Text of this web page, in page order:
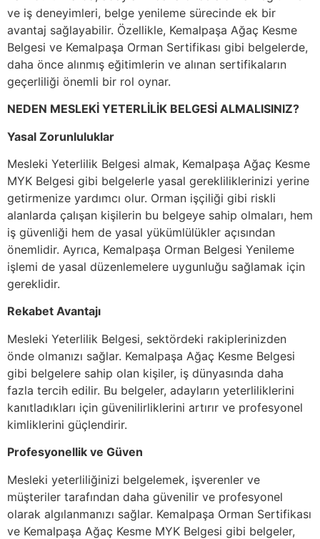
ve iş deneyimleri, belge yenileme sürecinde ek bir
avantaj sağlayabilir. Özellikle, Kemalpaşa Ağaç Kesme
Belgesi ve Kemalpaşa Orman Sertifikası gibi belgelerde,
daha önce alınmış eğitimlerin ve alınan sertifikaların
geçerliliği önemli bir rol oynar.
NEDEN MESLEKİ YETERLİLİK BELGESİ ALMALISINIZ?
Yasal Zorunluluklar
Mesleki Yeterlilik Belgesi almak, Kemalpaşa Ağaç Kesme
MYK Belgesi gibi belgelerle yasal gerekliliklerinizi yerine
getirmenize yardımcı olur. Orman işçiliği gibi riskli
alanlarda çalışan kişilerin bu belgeye sahip olmaları, hem
iş güvenliği hem de yasal yükümlülükler açısından
önemlidir. Ayrıca, Kemalpaşa Orman Belgesi Yenileme
işlemi de yasal düzenlemelere uygunluğu sağlamak için
gereklidir.
Rekabet Avantajı
Mesleki Yeterlilik Belgesi, sektördeki rakiplerinizden
önde olmanızı sağlar. Kemalpaşa Ağaç Kesme Belgesi
gibi belgelere sahip olan kişiler, iş dünyasında daha
fazla tercih edilir. Bu belgeler, adayların yeterliliklerini
kanıtladıkları için güvenilirliklerini artırır ve profesyonel
kimliklerini güçlendirir.
Profesyonellik ve Güven
Mesleki yeterliliğinizi belgelemek, işverenler ve
müşteriler tarafından daha güvenilir ve profesyonel
olarak algılanmanızı sağlar. Kemalpaşa Orman Sertifikası
ve Kemalpaşa Ağaç Kesme MYK Belgesi gibi belgeler,